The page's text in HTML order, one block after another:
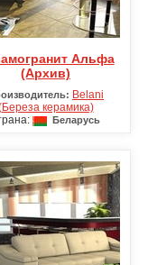
(Архив)
Belani
керамика)
Беларусь